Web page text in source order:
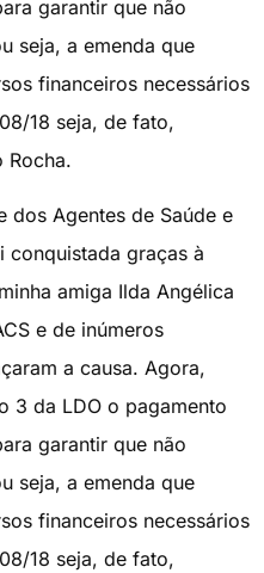
garantir que não
seja, a emenda que
financeiros necessários
18 seja, de fato,
Rocha.
dos Agentes de Saúde e
conquistada graças à
amiga Ilda Angélica
e de inúmeros
a causa. Agora,
3 da LDO o pagamento
garantir que não
seja, a emenda que
financeiros necessários
18 seja, de fato,